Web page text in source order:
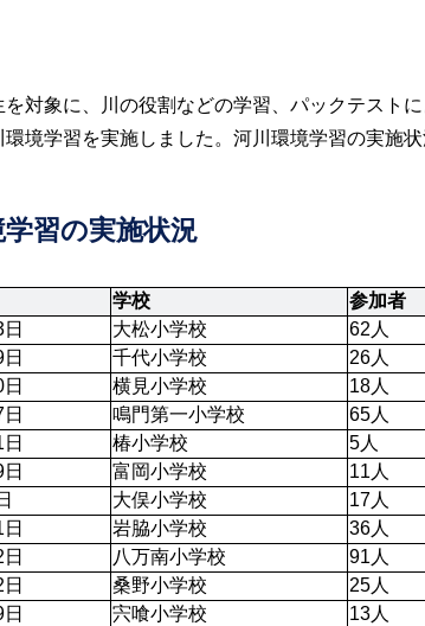
対象に、川の役割などの学習、パックテスト
境学習を実施しました。河川環境学習の実施状
習の実施状況
学校 参加者
大松小学校 62人
千代小学校 26人
横見小学校 18人
鳴門第一小学校 65人
椿小学校 5人
富岡小学校 11人
大俣小学校 17人
岩脇小学校 36人
八万南小学校 91人
桑野小学校 25人
宍喰小学校 13人